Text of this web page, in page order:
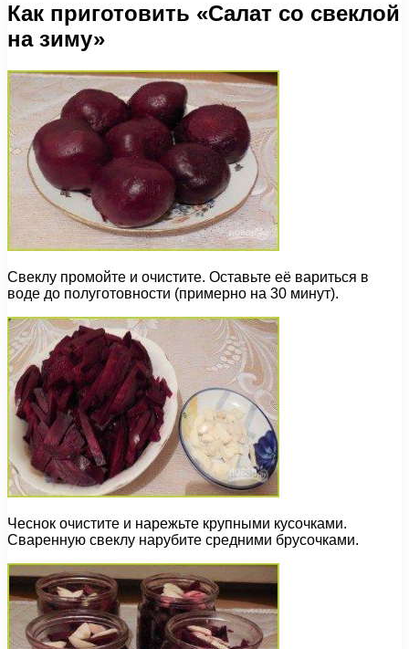
Как приготовить «Салат со свеклой
на зиму»
Свеклу промойте и очистите. Оставьте её вариться в
воде до полуготовности (примерно на 30 минут).
Чеснок очистите и нарежьте крупными кусочками.
Сваренную свеклу нарубите средними брусочками.